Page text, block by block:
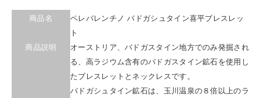
商品名
ペレバレンチノ バドガシュタイン喜平ブレスレッ
ト
商品説明
オーストリア、バドガスタイン地方でのみ発掘され
る、高ラジウム含有のバドガスタイン鉱石を使用し
たブレスレットとネックレスです。
バドガシュタイン鉱石は、玉川温泉の８倍以上のラ